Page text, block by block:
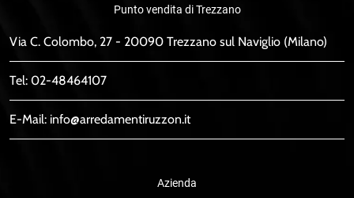
Punto vendita di Trezzano
Via C. Colombo, 27 - 20090 Trezzano sul Naviglio (Milano)
Tel: 02-48464107
E-Mail: info@arredamentiruzzon.it
Azienda